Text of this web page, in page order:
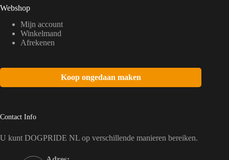
Webshop
Mijn account
Winkelmand
Afrekenen
Koop ongedaan maken
Contact Info
U kunt DOGPRIDE NL op verschillende manieren bereiken.